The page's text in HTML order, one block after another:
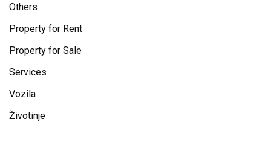
Others
Property for Rent
Property for Sale
Services
Vozila
Životinje